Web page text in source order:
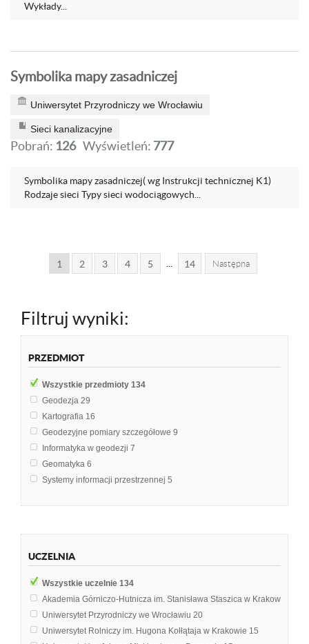
Wykłady...
Symbolika mapy zasadniczej
Uniwersytet Przyrodniczy we Wrocławiu
Sieci kanalizacyjne
Pobrań: 126 Wyświetleń: 777
Symbolika mapy zasadniczej( wg Instrukcji technicznej K1)
Rodzaje sieci Typy sieci wodociągowych...
1 2 3 4 5 14 Następna
Filtruj wyniki:
PRZEDMIOT
Wszystkie przedmioty 134
Geodezja 29
Kartografia 16
Geodezyjne pomiary szczegółowe 9
Informatyka w geodezji 7
Geomatyka 6
Systemy informacji przestrzennej 5
Sieci kanalizacyjne
UCZELNIA
Wszystkie uczelnie 134
Akademia Górniczo-Hutnicza im. Stanisława Staszica w Krakowie
Uniwersytet Przyrodniczy we Wrocławiu 20
Uniwersytet Rolniczy im. Hugona Kołłątaja w Krakowie 15